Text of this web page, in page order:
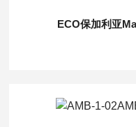
ECO保加利亚